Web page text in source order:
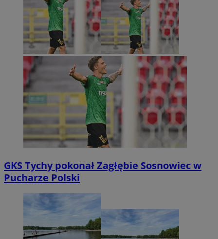
GKS Tychy pokonał Zagłębie Sosnowiec w
Pucharze Polski